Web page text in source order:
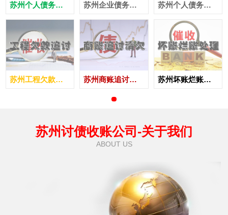
苏州个人债务追讨
苏州工程欠款追讨
苏州企业债务追讨
苏州商账追讨清欠
苏州个人债务追讨
苏州坏账烂账处理
苏州讨债收账公司-关于我们
ABOUT US